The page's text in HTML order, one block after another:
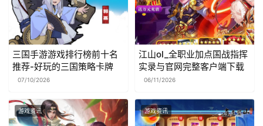
三国手游游戏排行榜前十名
推荐-好玩的三国策略卡牌
07/10/2026
江山ol_全职业加点国战指挥
实录与官网完整客户端下载
06/11/2026
游戏资讯 游戏资讯